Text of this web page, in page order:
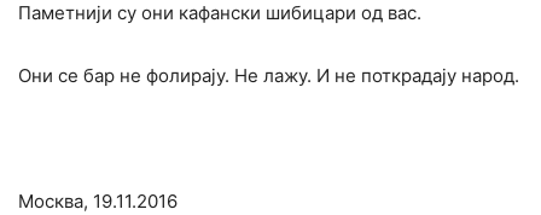
Паметнији су они кафански шибицари од вас.
Они се бар не фолирају. Не лажу. И не поткрадају народ.
Москва, 19.11.2016